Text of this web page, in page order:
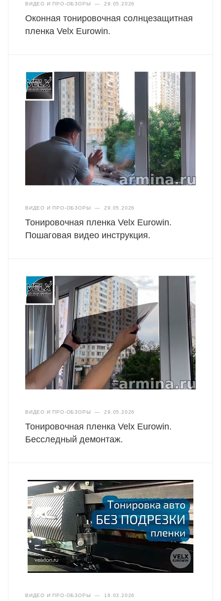
ВИДЕО И ПРО-ОБЗОРЫ — 29.05.2026
Оконная тонировочная солнцезащитная
пленка Velx Eurowin.
ВИДЕО И ПРО-ОБЗОРЫ — 29.05.2026
Тонировочная пленка Velx Eurowin.
Пошаговая видео инструкция.
ВИДЕО И ПРО-ОБЗОРЫ — 29.05.2026
Тонировочная пленка Velx Eurowin.
Бесследный демонтаж.
ВИДЕО И ПРО-ОБЗОРЫ — 16.03.2026